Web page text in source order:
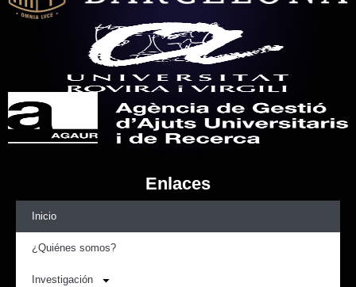
Enlaces
Inicio
¿Quiénes somos?
Investigación